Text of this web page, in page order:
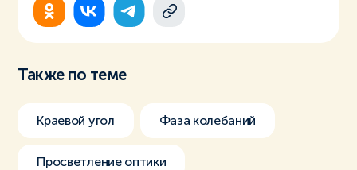
Также по теме
Краевой угол Фаза колебаний
Просветление оптики